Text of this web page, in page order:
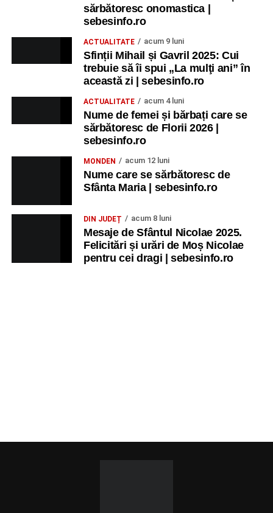
Alexandra Pamfilie și Școala de muzică„DoReMi”
Ancuța Stănuș și grupul de folclor;
Trupa de Dansuri Săsești.
Ora 20.30– Parcul Tineretului: proiecția filmului pentru
„Străjerii Deltei”(România, 2021), film de familie și
JOI, 27 AUGUST 2026
Grădina Muzeului Municipal „Ioan
Raica” Sebeș
Sărbătoarea Seniorilor
– festivitatea de
Participă:
sărbătoresc onomastica |
sebesinfo.ro
ACTUALITATE acum 9 luni
Sfinții Mihail și Gavril 2025: Cui
trebuie să îi spui „La mulţi ani” în
această zi | sebesinfo.ro
ACTUALITATE acum 4 luni
Nume de femei și bărbați care se
sărbătoresc de Florii 2026 |
sebesinfo.ro
MONDEN acum 12 luni
Nume care se sărbătoresc de
Sfânta Maria | sebesinfo.ro
DIN JUDEȚ acum 8 luni
Mesaje de Sfântul Nicolae 2025.
Felicitări și urări de Moș Nicolae
pentru cei dragi | sebesinfo.ro